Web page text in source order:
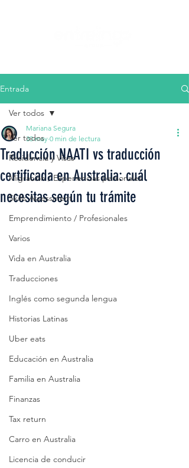
Entrada
Ver todos
Residencia y Visas
Migración / Experiencias personales
Skills Assessment
Emprendimiento / Profesionales
Varios
Vida en Australia
Traducciones
Inglés como segunda lengua
Historias Latinas
Uber eats
Educación en Australia
Familia en Australia
Finanzas
Tax return
Carro en Australia
Licencia de conducir
Ver todos
Traducción NAATI vs traducción
certificada en Australia: cuál
necesitas según tu trámite
Mariana Segura
30 may 0 min de lectura